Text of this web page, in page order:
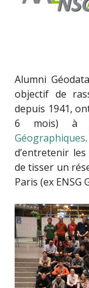
Alumni
objectif de
depuis 1941,
6 mois) à
Géographiques
d’entretenir
de tisser un
Paris (ex ENSG